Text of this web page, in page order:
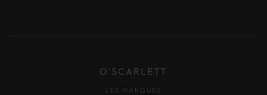
O'SCARLETT
LES MARQUES